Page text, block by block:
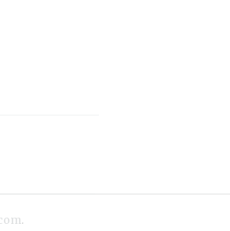
.